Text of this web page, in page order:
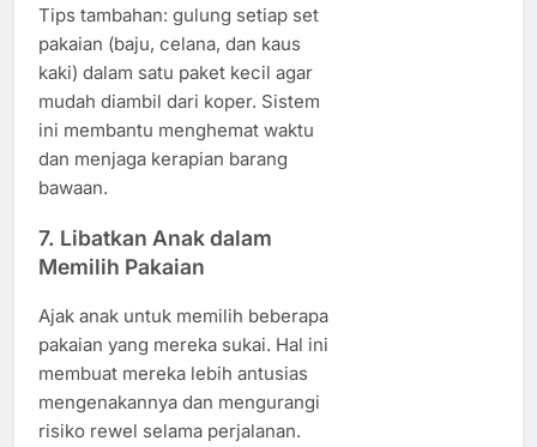
Tips tambahan: gulung setiap set
pakaian (baju, celana, dan kaus
kaki) dalam satu paket kecil agar
mudah diambil dari koper. Sistem
ini membantu menghemat waktu
dan menjaga kerapian barang
bawaan.
7. Libatkan Anak dalam
Memilih Pakaian
Ajak anak untuk memilih beberapa
pakaian yang mereka sukai. Hal ini
membuat mereka lebih antusias
mengenakannya dan mengurangi
risiko rewel selama perjalanan.